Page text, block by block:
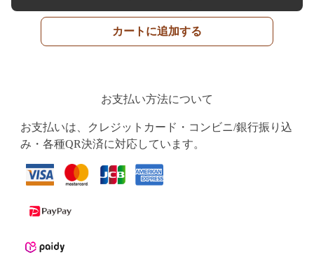
カートに追加する
お支払い方法について
お支払いは、クレジットカード・コンビニ/銀行振り込
み・各種QR決済に対応しています。